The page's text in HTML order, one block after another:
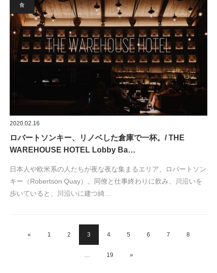
食
2020.02.16
ロバートソンキー、リノベした倉庫で一杯。/ THE
WAREHOUSE HOTEL Lobby Ba…
日本人や欧米系の人たちが夜な夜な集まるエリア、ロバートソン
キー（Robertson Quay）。同僚と仕事終わりに飲み、川沿いを
歩いていると、川沿いに建つ綺…
« 1 2 3 4 5 6 7 8
… 19 »